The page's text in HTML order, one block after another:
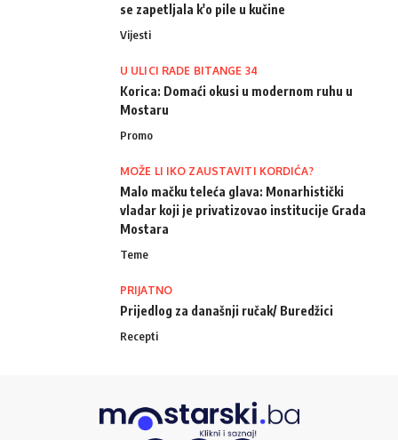
se zapetljala k'o pile u kučine
Vijesti
U ULICI RADE BITANGE 34
Korica: Domaći okusi u modernom ruhu u
Mostaru
Promo
MOŽE LI IKO ZAUSTAVITI KORDIĆA?
Malo mačku teleća glava: Monarhistički
vladar koji je privatizovao institucije Grada
Mostara
Teme
PRIJATNO
Prijedlog za današnji ručak/ Buredžici
Recepti